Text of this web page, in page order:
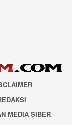
MEDIA SIBER